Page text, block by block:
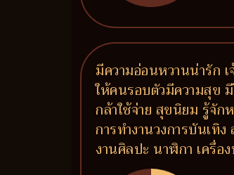
มีความอ่อนหวานน่ารัก
ให้คนรอบตัวมีความสุข มี
กล้าใช้จ่าย สุขนิยม รู้จัก
การทำงานวงการบันเทิ
งานศิลปะ นาฬิกา เครื่